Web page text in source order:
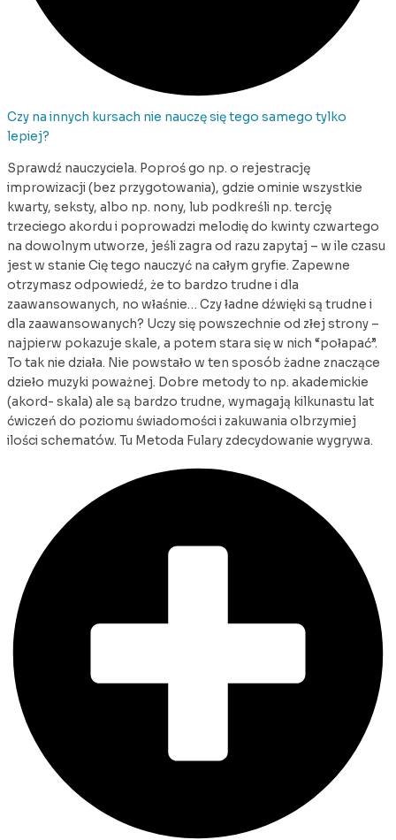
Czy na innych kursach nie nauczę się tego samego tylko
lepiej?
Sprawdź nauczyciela. Poproś go np. o rejestrację
improwizacji (bez przygotowania), gdzie ominie wszystkie
kwarty, seksty, albo np. nony, lub podkreśli np. tercję
trzeciego akordu i poprowadzi melodię do kwinty czwartego
na dowolnym utworze, jeśli zagra od razu zapytaj – w ile czasu
jest w stanie Cię tego nauczyć na całym gryfie. Zapewne
otrzymasz odpowiedź, że to bardzo trudne i dla
zaawansowanych, no właśnie… Czy ładne dźwięki są trudne i
dla zaawansowanych? Uczy się powszechnie od złej strony –
najpierw pokazuje skale, a potem stara się w nich “połapać”.
To tak nie działa. Nie powstało w ten sposób żadne znaczące
dzieło muzyki poważnej. Dobre metody to np. akademickie
(akord- skala) ale są bardzo trudne, wymagają kilkunastu lat
ćwiczeń do poziomu świadomości i zakuwania olbrzymiej
ilości schematów. Tu Metoda Fulary zdecydowanie wygrywa.